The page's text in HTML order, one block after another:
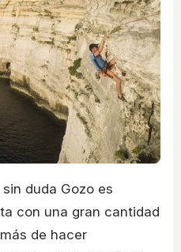
duda Gozo es
con una gran cantidad
de hacer